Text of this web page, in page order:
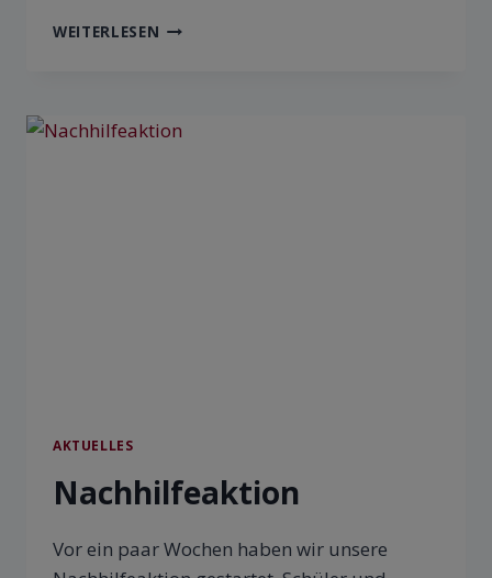
WEITERLESEN
AKTUELLES
Nachhilfeaktion
Vor ein paar Wochen haben wir unsere